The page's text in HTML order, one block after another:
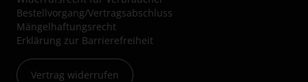
Bestellvorgang/Vertragsabschluss
Mängelhaftungsrecht
Erklärung zur Barrierefreiheit
Vertrag widerrufen